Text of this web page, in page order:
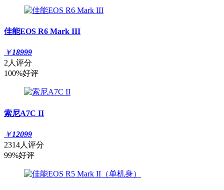
佳能EOS R6 Mark III
￥18999
2人评分
100%好评
索尼A7C II
￥12099
2314人评分
99%好评